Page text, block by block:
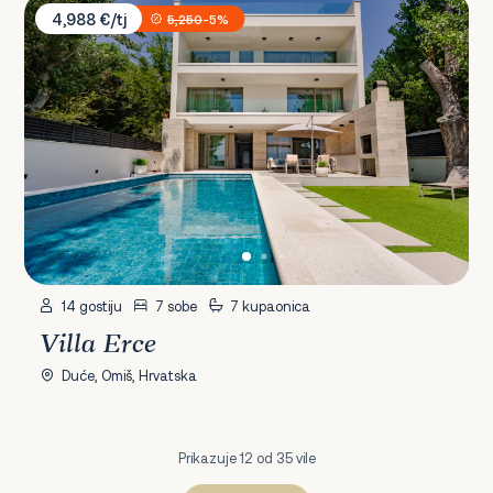
4,988 €/tj
5,250-5%
14 gostiju 7 sobe 7 kupaonica
Villa Erce
Duće, Omiš, Hrvatska
Prikazuje 12 od 35 vile